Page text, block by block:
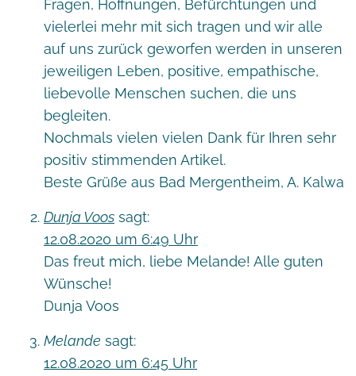
Fragen, Hoffnungen, Befürchtungen und
vielerlei mehr mit sich tragen und wir alle
auf uns zurück geworfen werden in unseren
jeweiligen Leben, positive, empathische,
liebevolle Menschen suchen, die uns
begleiten.
Nochmals vielen vielen Dank für Ihren sehr
positiv stimmenden Artikel.
Beste Grüße aus Bad Mergentheim, A. Kalwa
Dunja Voos sagt:
12.08.2020 um 6:49 Uhr
Das freut mich, liebe Melande! Alle guten
Wünsche!
Dunja Voos
Melande sagt:
12.08.2020 um 6:45 Uhr